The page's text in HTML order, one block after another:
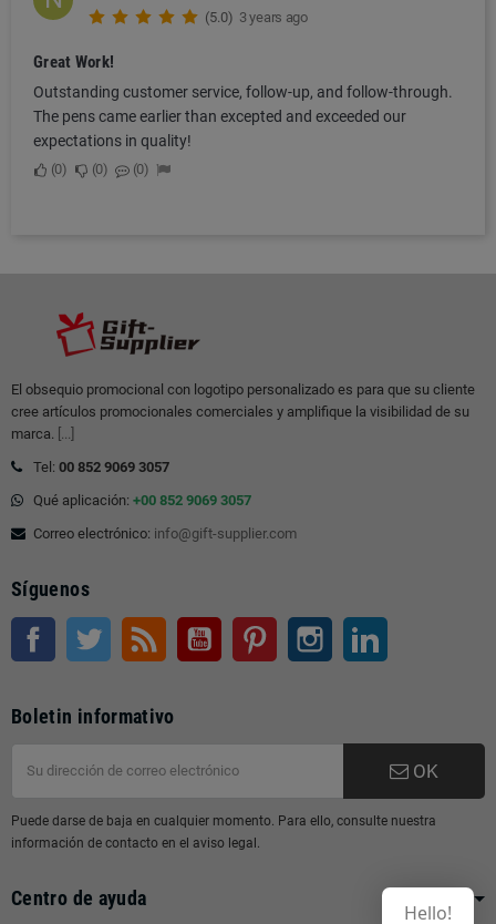
(5.0) 3 years ago
Great Work!
Outstanding customer service, follow-up, and follow-through.
The pens came earlier than excepted and exceeded our
expectations in quality!
0 0 0
El obsequio promocional con logotipo personalizado es para que su cliente
cree artículos promocionales comerciales y amplifique la visibilidad de su
marca. [...]
Tel: 00 852 9069 3057
Qué aplicación: +00 852 9069 3057
Correo electrónico: info@gift-supplier.com
Síguenos
Facebook Gorjeo Rss YouTube Pinterest Instagram
Boletin informativo
OK
Puede darse de baja en cualquier momento. Para ello, consulte nuestra
información de contacto en el aviso legal.
Centro de ayuda
Hello!